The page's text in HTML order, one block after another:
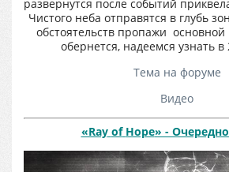
развернутся после событий
Чистого неба отправятся в глубь
обстоятельств пропажи
обернется, надеемся узнать в
Тема на форуме
Видео
«Ray of Hope» -